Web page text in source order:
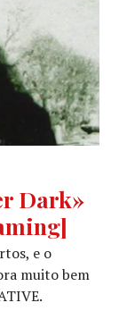
Dark»
e o
muito bem
«After Dark»